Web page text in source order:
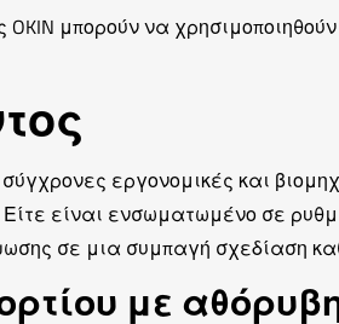
μπορούν να
εργονομικές και
είναι ενσωματωμένο σε
σε μια συμπαγή σχεδίαση
με